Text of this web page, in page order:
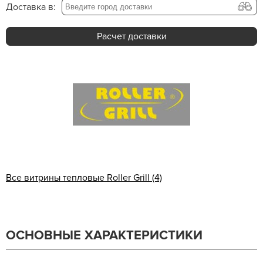
Доставка в:
Расчет доставки
Все витрины тепловые Roller Grill (4)
ОСНОВНЫЕ ХАРАКТЕРИСТИКИ